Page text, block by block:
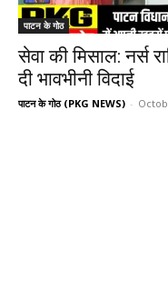
पाटन के गोठ
सेवा की मिसाल: नर्स
दी भावभीनी विदाई
पाटन के गोठ (PKG NEWS) -